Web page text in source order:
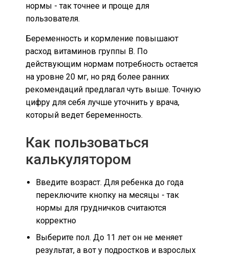
нормы - так точнее и проще для
пользователя.
Беременность и кормление повышают
расход витаминов группы B. По
действующим нормам потребность остается
на уровне 20 мг, но ряд более ранних
рекомендаций предлагал чуть выше. Точную
цифру для себя лучше уточнить у врача,
который ведет беременность.
Как пользоваться
калькулятором
Введите возраст. Для ребенка до года
переключите кнопку на месяцы - так
нормы для грудничков считаются
корректно
Выберите пол. До 11 лет он не меняет
результат, а вот у подростков и взрослых